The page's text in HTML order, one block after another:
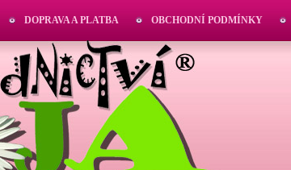
DOPRAVA A PLATBA OBCHODNÍ PODMÍNKY